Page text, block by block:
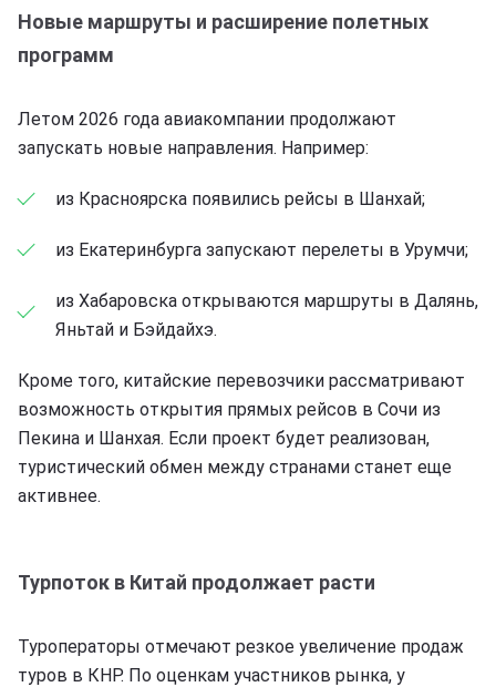
Новые маршруты и расширение полетных
программ
Летом 2026 года авиакомпании продолжают
запускать новые направления. Например:
из Красноярска появились рейсы в Шанхай;
из Екатеринбурга запускают перелеты в Урумчи;
из Хабаровска открываются маршруты в Далянь,
Яньтай и Бэйдайхэ.
Кроме того, китайские перевозчики рассматривают
возможность открытия прямых рейсов в Сочи из
Пекина и Шанхая. Если проект будет реализован,
туристический обмен между странами станет еще
активнее.
Турпоток в Китай продолжает расти
Туроператоры отмечают резкое увеличение продаж
туров в КНР. По оценкам участников рынка, у